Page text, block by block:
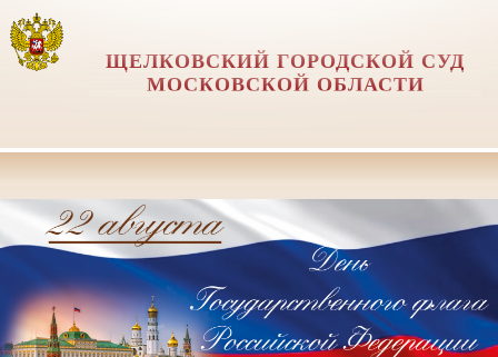
ЩЕЛКОВСКИЙ ГОРОДСКОЙ СУД
МОСКОВСКОЙ ОБЛАСТИ